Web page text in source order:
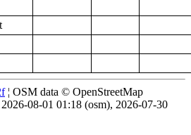
¦ OSM data © OpenStreetMap
08-01 01:18 (osm), 2026-07-30